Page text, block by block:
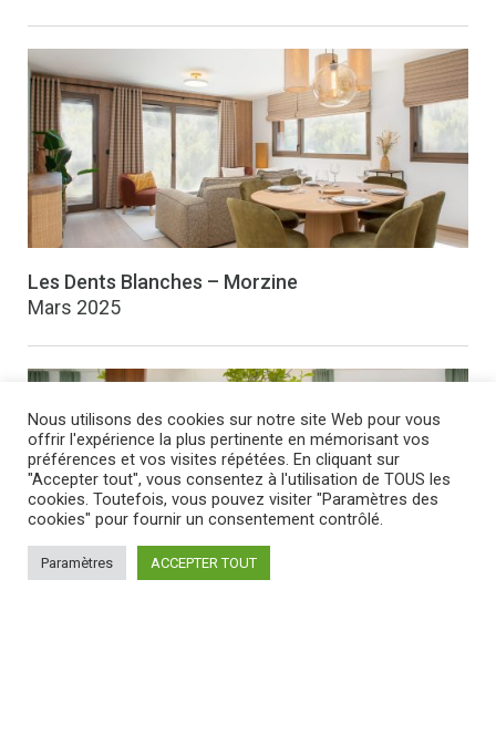
Les Dents Blanches – Morzine
Mars 2025
Nous utilisons des cookies sur notre site Web pour vous
offrir l'expérience la plus pertinente en mémorisant vos
préférences et vos visites répétées. En cliquant sur
"Accepter tout", vous consentez à l'utilisation de TOUS les
cookies. Toutefois, vous pouvez visiter "Paramètres des
cookies" pour fournir un consentement contrôlé.
Paramètres ACCEPTER TOUT